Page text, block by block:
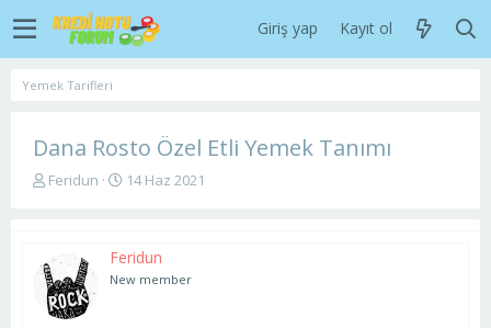
Giriş yap Kayıt ol
Yemek Tarifleri
Dana Rosto Özel Etli Yemek Tanımı
K
y
u
b
a
Feridun
B
a
n
14 Haz 2021
Feridun
New member